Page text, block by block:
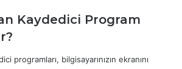
Kaydedici Program
programları, bilgisayarınızın ekranını